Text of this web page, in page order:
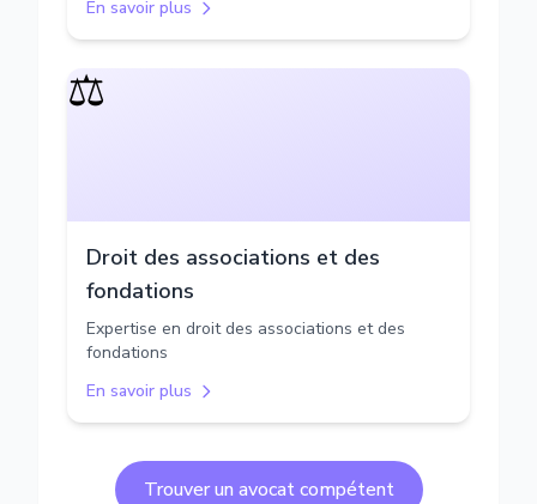
En savoir plus
⚖️
Droit des associations et des
fondations
Expertise en droit des associations et des
fondations
En savoir plus
Trouver un avocat compétent